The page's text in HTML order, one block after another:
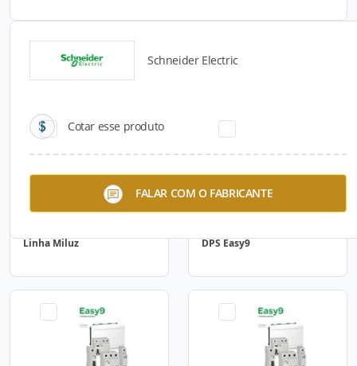
Schneider Electric
Cotar esse produto
FALAR COM O FABRICANTE
Catálogos para Download
Linha Miluz DPS Easy9